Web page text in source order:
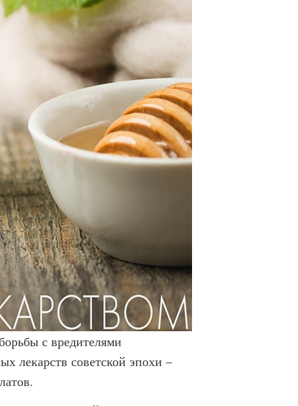
с вредителями
лекарств советской эпохи –